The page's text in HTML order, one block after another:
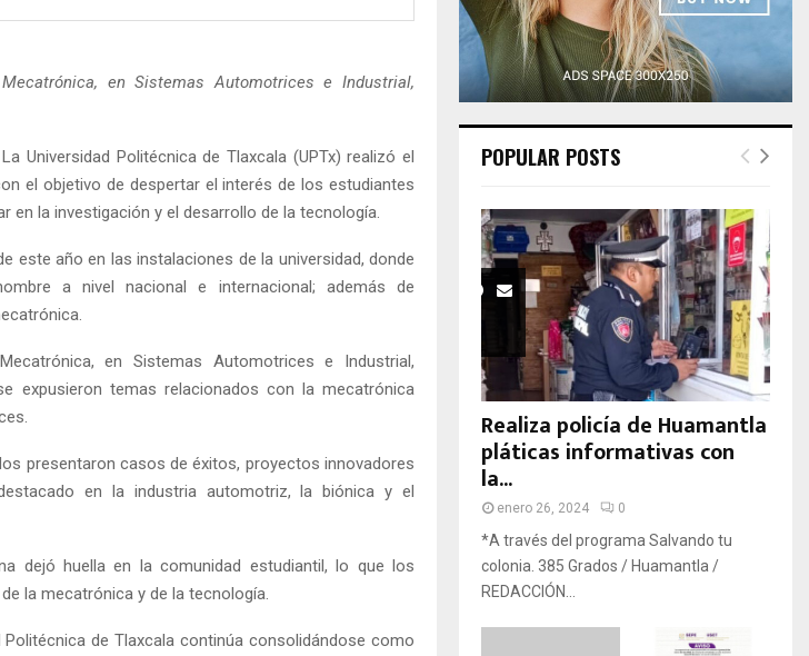
en Sistemas Automotrices e Industrial,
Universidad Politécnica de Tlaxcala (UPTx) realizó el
el objetivo de despertar el interés de los estudiantes
en la investigación y el desarrollo de la tecnología.
este año en las instalaciones de la universidad, donde
a nivel nacional e internacional; además de
en Sistemas Automotrices e Industrial,
expusieron temas relacionados con la mecatrónica
presentaron casos de éxitos, proyectos innovadores
en la industria automotriz, la biónica y el
dejó huella en la comunidad estudiantil, lo que los
la mecatrónica y de la tecnología.
de Tlaxcala continúa consolidándose como
POPULAR POSTS
Realiza policía de Huamantla
pláticas informativas con
la...
enero 26, 2024 0
*A través del programa Salvando tu
colonia. 385 Grados / Huamantla /
REDACCIÓN...